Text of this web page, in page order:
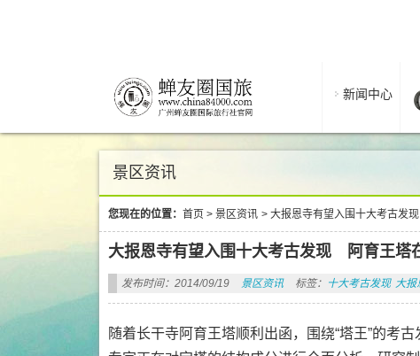
新闻中心
景区资讯
您现在的位置： 首页 > 景区资讯 > 大报恩寺有望入围十大考古发
大报恩寺有望入围十大考古发现 阿育王塔
发布时间：2014/09/19 景区资讯 标签： 十大考古发现 大报
随着长干寺阿育王塔顺利出函，围绕“塔王”的考